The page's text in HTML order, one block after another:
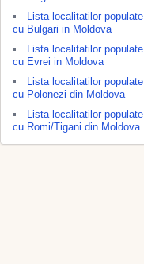
Lista localitatilor populate
cu Bulgari in Moldova
Lista localitatilor populate
cu Evrei in Moldova
Lista localitatilor populate
cu Polonezi din Moldova
Lista localitatilor populate
cu Romi/Tigani din Moldova